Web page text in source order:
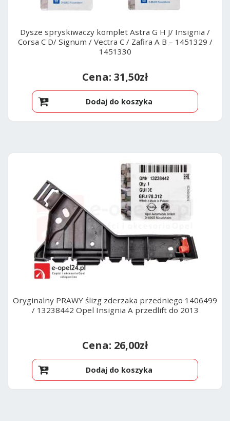
Dysze spryskiwaczy komplet Astra G H J/ Insignia /
Corsa C D/ Signum / Vectra C / Zafira A B – 1451329 /
1451330
31,50zł
Dodaj do koszyka
Oryginalny PRAWY ślizg zderzaka przedniego 1406499
/ 13238442 Opel Insignia A przedlift do 2013
26,00zł
Dodaj do koszyka